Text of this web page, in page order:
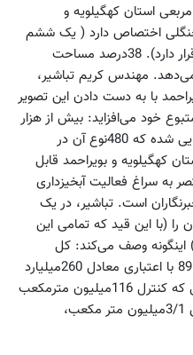
کیلومتر مربعی استان کهگیلویه و
جنگلی اختصاص دارد ( یک ششم
رویشگاه‌های زاگرسی در این استان قرار دارد). 38‌درصد مساحت
مهندس کریم تباشیر،
با به دست دادن این تصویر
خود می‌افزاید: بیش از هزار
گونه گیاهی دارویی در زاگرس شناسایی شده که 480نوع آن در
در استان کهگیلویه و بویراحمد قابل
به سراغ فعالیت آبخیزداری
است. تباشیر، در یک
را (با این قید که تمامی این
اینگونه وصف می‌کند: کل
فعالیت‌های آبخیزداری از سال 70 تا 89 با اعتباری معادل 260میلیارد
ریال به اجرا در آمده است؛ طرح‌هایی که کنترل 116‌میلیون‌ مترمکعب
رواناب‌های سطحی و کنترل فرسایش 3/1‌میلیون‌ متر مکعب،